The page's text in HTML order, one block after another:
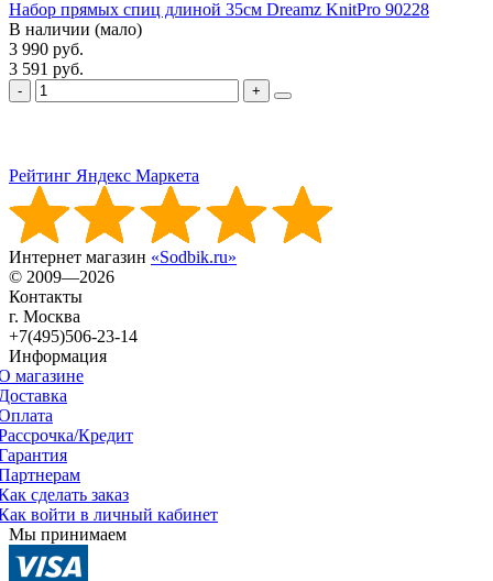
Набор прямых спиц длиной 35см Dreamz KnitPro 90228
В наличии (мало)
3 990 руб.
3 591 руб.
Рейтинг Яндекс Маркета
Интернет магазин «Sodbik.ru»
© 2009—2026
Контакты
г. Москва
+7(495)506-23-14
Информация
магазине
Кредит
сделать заказ
войти в личный кабинет
Мы принимаем